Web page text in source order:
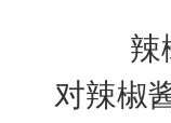
辣椒
对辣椒